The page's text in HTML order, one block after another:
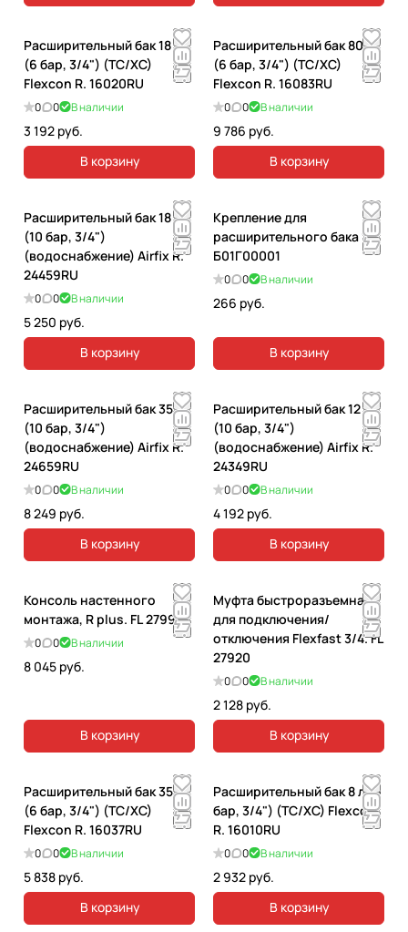
Расширительный бак 18 л
(6 бар, 3/4") (TC/XC)
Flexcon R. 16020RU
0 0 В наличии
3 192 руб.
В корзину
Расширительный бак 80 л
(6 бар, 3/4") (TC/XC)
Flexcon R. 16083RU
0 0 В наличии
9 786 руб.
В корзину
Расширительный бак 18 л
(10 бар, 3/4")
(водоснабжение) Airfix R.
24459RU
0 0 В наличии
5 250 руб.
В корзину
Крепление для
расширительного бака 1".
Б01Г00001
0 0 В наличии
266 руб.
В корзину
Расширительный бак 35 л
(10 бар, 3/4")
(водоснабжение) Airfix R.
24659RU
0 0 В наличии
8 249 руб.
В корзину
Расширительный бак 12 л
(10 бар, 3/4")
(водоснабжение) Airfix R.
24349RU
0 0 В наличии
4 192 руб.
В корзину
Консоль настенного
монтажа, R plus. FL 27990
0 0 В наличии
8 045 руб.
В корзину
Муфта быстроразъемная
для подключения/
отключения Flexfast 3/4. FL
27920
0 0 В наличии
2 128 руб.
В корзину
Расширительный бак 35 л
(6 бар, 3/4") (TC/XC)
Flexcon R. 16037RU
0 0 В наличии
5 838 руб.
В корзину
Расширительный бак 8 л (6
бар, 3/4") (TC/XC) Flexcon
R. 16010RU
0 0 В наличии
2 932 руб.
В корзину